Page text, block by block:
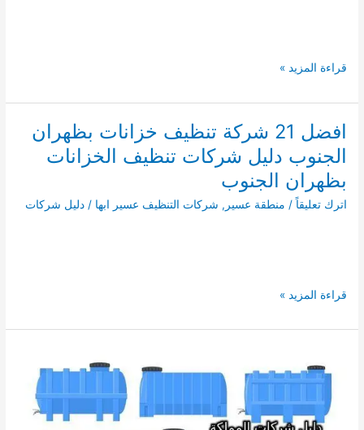
افضل
شركة
تنظيف
خزانات
بمحايل
عسير
دليل
شركات
قراءة المزيد »
افضل 21 شركة تنظيف خزانات بظهران
الجنوب دليل شركات تنظيف الخزانات
بظهران الجنوب
اترك تعليقاً / منطقة عسير , شركات التنظيف عسير ابها /دليل شركات
افضل
شركة
خزانات
بظهران
الجنوب
دليل
قراءة المزيد »